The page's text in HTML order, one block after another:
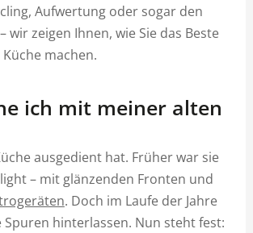
Aufwertung oder sogar den
wir zeigen Ihnen, wie Sie das Beste
machen.
ich mit meiner alten
ausgedient hat. Früher war sie
– mit glänzenden Fronten und
. Doch im Laufe der Jahre
Spuren hinterlassen. Nun steht fest: